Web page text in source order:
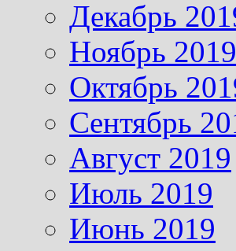
Декабрь
Ноябрь 2019
Октябрь
Сентябрь
Август 2019
Июль 2019
Июнь 2019